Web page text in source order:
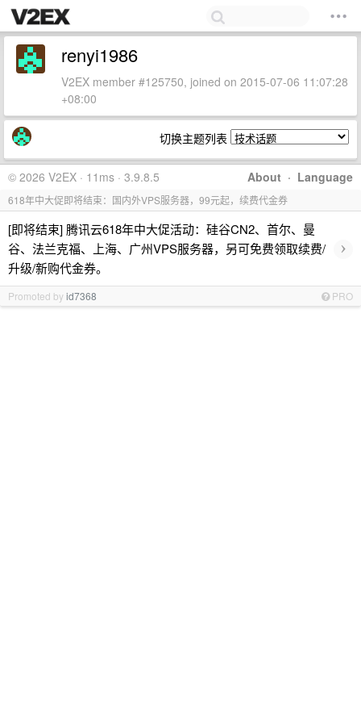
renyi1986
V2EX member #125750, joined on 2015-07-06 11:07:28
+08:00
切换主题列表
About · Language
© 2026 V2EX · 11ms · 3.9.8.5
618年中大促即将结束：国内外VPS服务器，99元起，续费代金券
[即将结束] 腾讯云618年中大促活动：硅谷CN2、首尔、曼
谷、法兰克福、上海、广州VPS服务器，另可免费领取续费/
升级/新购代金券。
›
Promoted byid7368 PRO